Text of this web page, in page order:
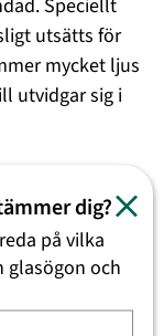
Speciellt
utsätts för
mycket ljus
utvidgar sig i
efter
det att du
om nästa steg.
dig?
på vilka
och